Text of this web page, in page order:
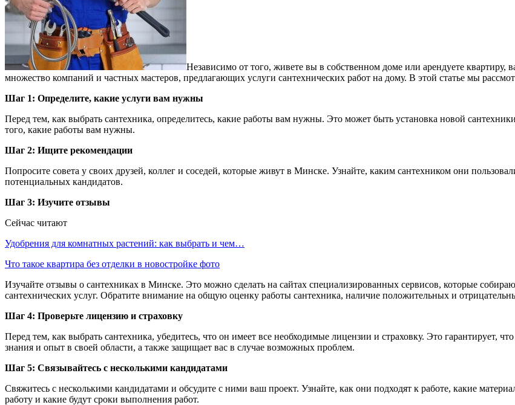
Независимо от того, живете вы в собственном доме или арендуете квартиру,
множество компаний и частных мастеров, предлагающих услуги сантехнических работ на дому. В этой статье мы
Шаг 1: Определите, какие услуги вам нужны
Перед тем, как выбрать сантехника, определитесь, какие работы вам нужны. Это может быть установка новой
того, какие работы вам нужны.
Шаг 2: Ищите рекомендации
Попросите совета у своих друзей, коллег и соседей, которые живут в Минске. Узнайте, каким сантехником они
потенциальных кандидатов.
Шаг 3: Изучите отзывы
Сейчас читают
Удобрения для комнатных растений: как выбрать и чем…
Что такое квартира без отделки в новостройке фото
Изучайте отзывы о сантехниках в Минске. Это можно сделать на сайтах специализированных сервисов, которые
сантехнических услуг. Обратите внимание на общую оценку работы сантехника, наличие положительных и
Шаг 4: Проверьте лицензию и страховку
Перед тем, как выбрать сантехника, убедитесь, что он имеет все необходимые лицензии и страховку. Это гарантирует,
знания и опыт в своей области, а также защищает вас в случае возможных проблем.
Шаг 5: Связывайтесь с несколькими кандидатами
Свяжитесь с несколькими кандидатами и обсудите с ними ваш проект. Узнайте, как они подходят к работе, какие
работу и какие будут сроки выполнения работ.